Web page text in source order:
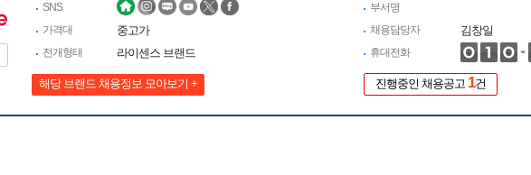
SNS
가격대
중고가
전개형태 라이센스 브랜드
해당 브랜드 채용정보 모아보기 +
부서명
채용담당자
김창일
휴대전화
진행중인 채용공고 1건